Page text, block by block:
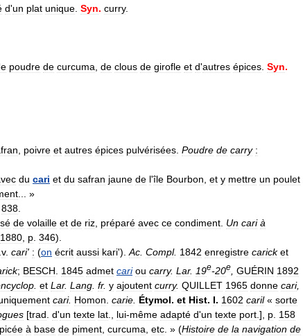
d'un plat unique Syn. curry.
poudre de curcuma de clous de girofle et d'autres épices Syn.
poivre et autres épices pulvérisées Poudre de carry :
du cari et du safran jaune de l'île Bourbon et y mettre un poulet
... »
838
de volaille et de riz préparé avec ce condiment Un cari à
1880 p 346).
v. cari' : (on écrit aussi kari'). Ac Compl. 1842 enregistre carick et
; BESCH 1845 admet cari ou carry. Lar. 19e-20e GUÉRIN 1892
et Lar. Lang fr. y ajoutent curry. QUILLET 1965 donne cari,
cari. Homon carie Étymol. et Hist. I. 1602 caril« sorte
[trad d'un texte lat lui-même adapté d'un texte port .], p 158
à base de piment curcuma etc . » (Histoire de la navigation de